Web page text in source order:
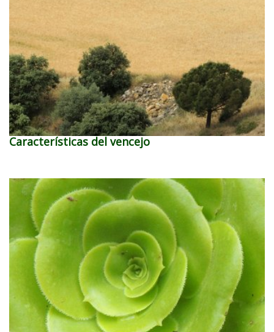
Características del vencejo